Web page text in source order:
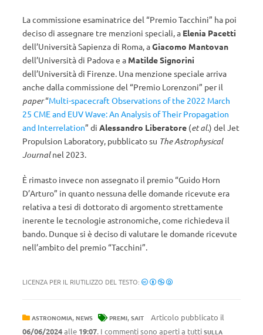
La commissione esaminatrice del “Premio Tacchini” ha poi
deciso di assegnare tre menzioni speciali, a Elenia Pacetti
dell’Università Sapienza di Roma, aGiacomo Mantovan
dell’Università di Padova e a Matilde Signorini
dell’Università di Firenze. Una menzione speciale arriva
anche dalla commissione del “Premio Lorenzoni” per il
paper“Multi-spacecraft Observations of the 2022 March
25 CME and EUV Wave: An Analysis of Their Propagation
and Interrelation” di Alessandro Liberatore (et al.) del Jet
Propulsion Laboratory, pubblicato su The Astrophysical
Journalnel 2023.
È rimasto invece non assegnato il premio “Guido Horn
D’Arturo” in quanto nessuna delle domande ricevute era
relativa a tesi di dottorato di argomento strettamente
inerente le tecnologie astronomiche, come richiedeva il
bando. Dunque si è deciso di valutare le domande ricevute
nell’ambito del premio “Tacchini”.
LICENZA PER IL RIUTILIZZO DEL TESTO:
ASTRONOMIA, NEWS PREMI, SAIT
Articolo pubblicato il
06/06/2024alle 19:07. I commenti sono aperti a tutti SULLA